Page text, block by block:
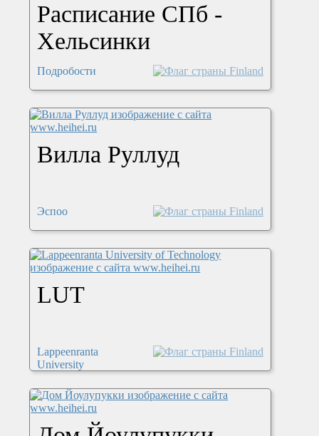
Расписание СПб -
Хельсинки
Подробости
Вилла Руллуд
Эспоо
LUT
Lappeenranta
University